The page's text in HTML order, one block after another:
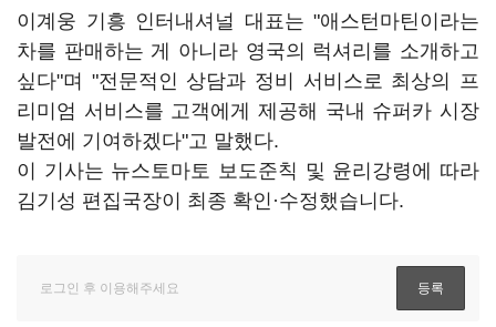
이계웅 기흥 인터내셔널 대표는 "애스턴마틴이라는
차를 판매하는 게 아니라 영국의 럭셔리를 소개하고
싶다"며 "전문적인 상담과 정비 서비스로 최상의 프
리미엄 서비스를 고객에게 제공해 국내 슈퍼카 시장
발전에 기여하겠다"고 말했다.
이 기사는 뉴스토마토 보도준칙 및 윤리강령에 따라
김기성 편집국장이 최종 확인·수정했습니다.